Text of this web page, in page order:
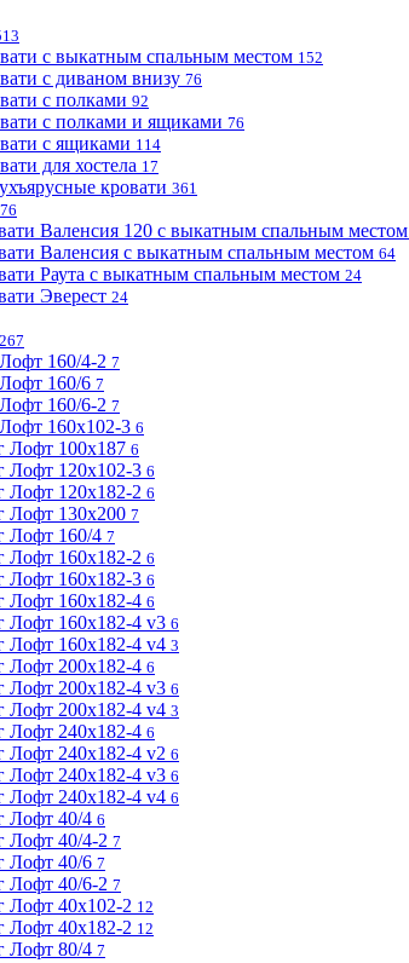
с выкатным спальным местом 152
с диваном внизу 76
с полками 92
с полками и ящиками 76
с ящиками 114
для хостела 17
кровати 361
Валенсия 120 с выкатным спальным местом
Валенсия с выкатным спальным местом 64
Раута с выкатным спальным местом 24
Эверест 24
267
160/4-2 7
160/6 7
160/6-2 7
160х102-3 6
Лофт 100х187 6
Лофт 120х102-3 6
Лофт 120х182-2 6
Лофт 130х200 7
Лофт 160/4 7
Лофт 160х182-2 6
Лофт 160х182-3 6
Лофт 160х182-4 6
Лофт 160х182-4 v3 6
Лофт 160х182-4 v4 3
Лофт 200х182-4 6
Лофт 200х182-4 v3 6
Лофт 200х182-4 v4 3
Лофт 240х182-4 6
Лофт 240х182-4 v2 6
Лофт 240х182-4 v3 6
Лофт 240х182-4 v4 6
Лофт 40/4 6
Лофт 40/4-2 7
Лофт 40/6 7
Лофт 40/6-2 7
Лофт 40х102-2 12
Лофт 40х182-2 12
Лофт 80/4 7